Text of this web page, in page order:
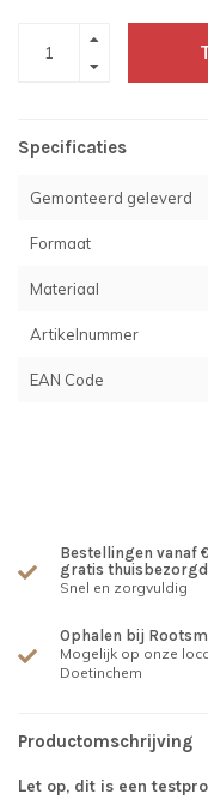
Specificaties
Gemonteerd geleverd
Formaat
Materiaal
Artikelnummer
EAN Code
Bestellingen vanaf
gratis
Snel en zorgvuldig
Ophalen bij
Mogelijk op onze
Doetinchem
Productomschrijving
Let op, dit is een